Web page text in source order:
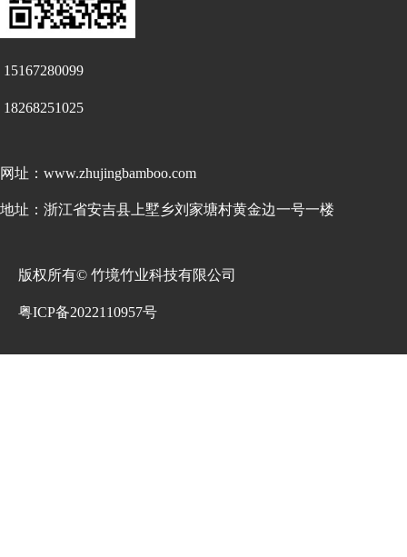
网址：www.zhujingbamboo.com
地址：浙江省安吉县上墅乡刘家塘村黄金边一号一楼
版权所有© 竹境竹业科技有限公司
粤ICP备2022110957号